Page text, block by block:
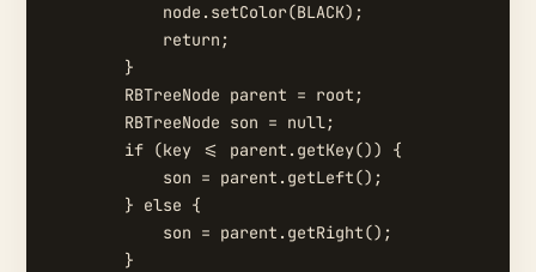
            node.setColor(BLACK);
            return;
        }
        RBTreeNode parent = root;
        RBTreeNode son = null;
        if (key <= parent.getKey()) {
            son = parent.getLeft();
        } else {
            son = parent.getRight();
        }